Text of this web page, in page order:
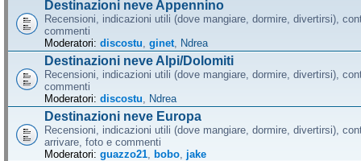
Destinazioni neve Appennino
Recensioni, indicazioni utili (dove mangiare, dormire, divertirsi),
commenti
Moderatori: discostu ginet Ndrea
Destinazioni neve Alpi/Dolomiti
Recensioni, indicazioni utili (dove mangiare, dormire, divertirsi),
commenti
Moderatori: discostu Ndrea
Destinazioni neve Europa
Recensioni, indicazioni utili (dove mangiare, dormire, divertirsi),
arrivare, foto e commenti
Moderatori: guazzo21 bobo jake